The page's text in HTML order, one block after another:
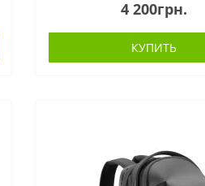
рюкзака спереди, а в Bobby
4 200грн.
КУПИТЬ